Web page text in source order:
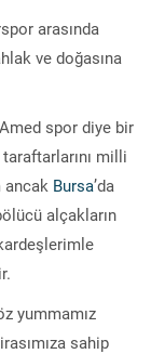
arasında
ve doğasına
spor diye bir
milli
ancak Bursa’da
alçakların
yummamız
sahip